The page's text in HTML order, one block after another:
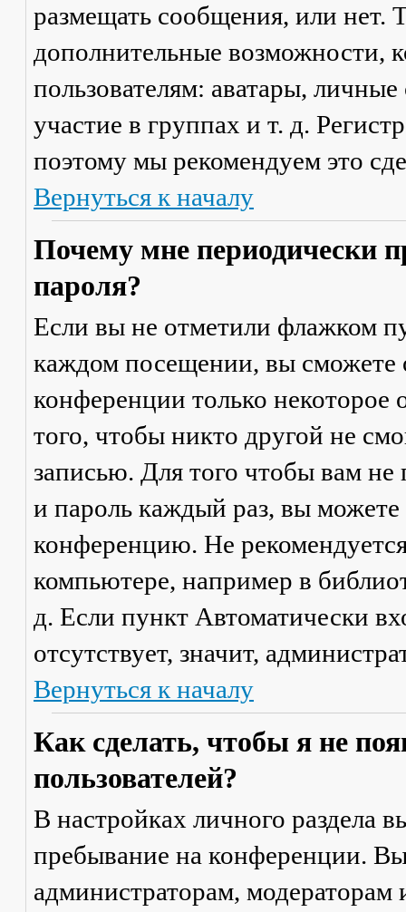
размещать сообщения, или нет.
дополнительные возможности,
пользователям: аватары,
участие в группах и т. д.
поэтому мы рекомендуем это
Вернуться к началу
Почему мне периодически
пароля?
Если вы не отметили флажком
каждом посещении, вы сможете
конференции только некоторое
того, чтобы никто другой не
записью. Для того чтобы вам не
и пароль каждый раз, вы
конференцию. Не
компьютере, например в
д. Если пункт Автоматически
отсутствует, значит,
Вернуться к началу
Как сделать, чтобы я не
пользователей?
В настройках личного раздела
пребывание на конференции.
администраторам,